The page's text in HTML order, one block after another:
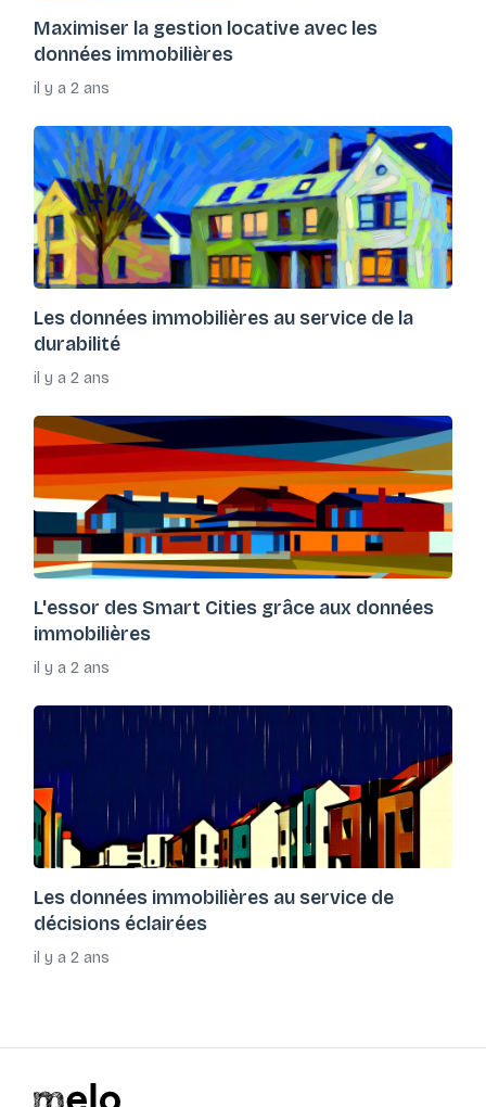
Maximiser la gestion locative avec les
données immobilières
il y a 2 ans
Les données immobilières au service de la
durabilité
il y a 2 ans
L'essor des Smart Cities grâce aux données
immobilières
il y a 2 ans
Les données immobilières au service de
décisions éclairées
il y a 2 ans